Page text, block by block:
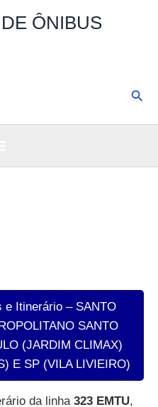
ÔNIBUS
e Itinerário – SANTO
SANTO
(JARDIM CLIMAX)
E SP (VILA LIVIEIRO)
da linha 323 EMTU,